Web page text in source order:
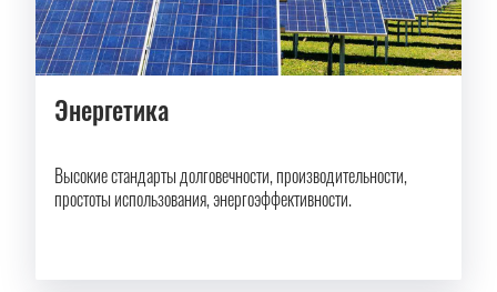
Энергетика
Высокие стандарты долговечности, производительности,
простоты использования, энергоэффективности.